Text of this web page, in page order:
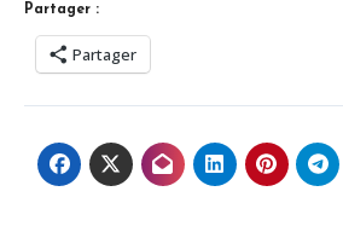
Partager :
Partager